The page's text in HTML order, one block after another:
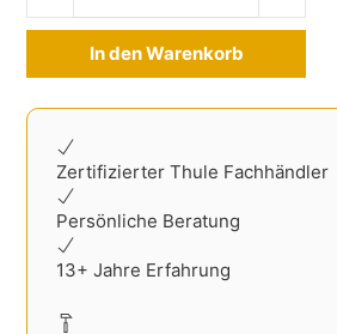
In den Warenkorb
Zertifizierter Thule Fachhändler
Persönliche Beratung
13+ Jahre Erfahrung